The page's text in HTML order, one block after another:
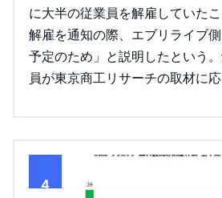
に大半の従業員を解雇していた
解雇を通知の際、エブリライブ
予定のため」と説明したという
員が東京商工リサーチの取材に応
4